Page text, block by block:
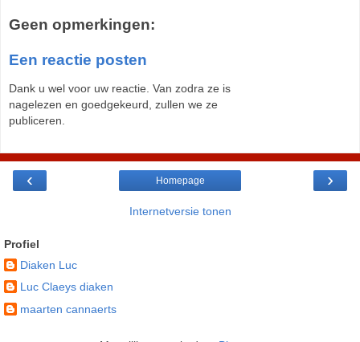
Geen opmerkingen:
Een reactie posten
Dank u wel voor uw reactie. Van zodra ze is
nagelezen en goedgekeurd, zullen we ze
publiceren.
‹ ›
Homepage
Internetversie tonen
Profiel
Diaken Luc
Luc Claeys diaken
maarten cannaerts